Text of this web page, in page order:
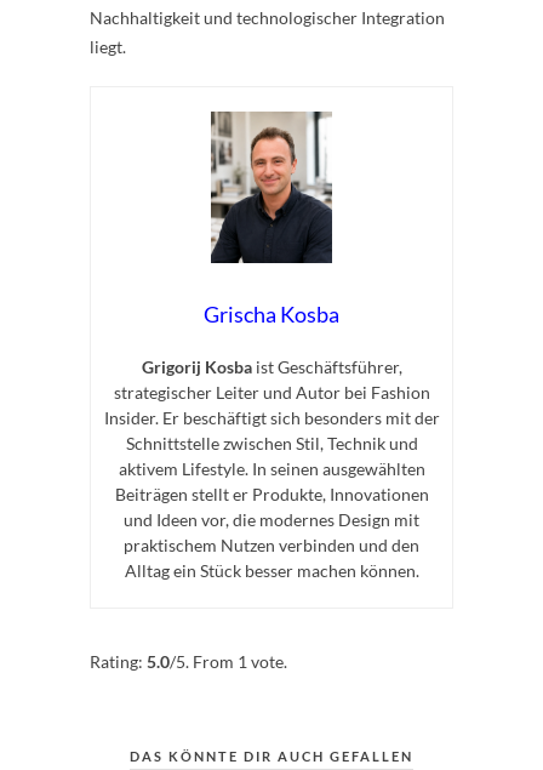
Nachhaltigkeit und technologischer Integration
liegt.
Grischa Kosba
Grigorij Kosbaist Geschäftsführer,
strategischer Leiter und Autor bei Fashion
Insider. Er beschäftigt sich besonders mit der
Schnittstelle zwischen Stil, Technik und
aktivem Lifestyle. In seinen ausgewählten
Beiträgen stellt er Produkte, Innovationen
und Ideen vor, die modernes Design mit
praktischem Nutzen verbinden und den
Alltag ein Stück besser machen können.
Rating: 5.0/5. From 1 vote.
DAS KÖNNTE DIR AUCH GEFALLEN